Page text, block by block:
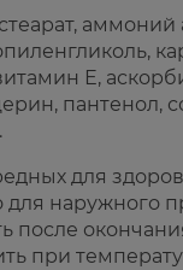
аммоний
Е,
пантенол,
для
для наружного
после
при